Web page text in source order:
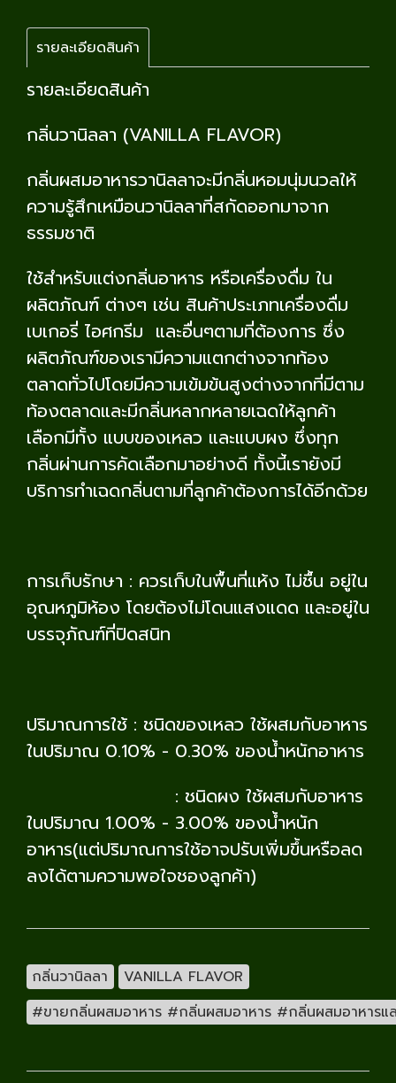
รายละเอียดสินค้า
รายละเอียดสินค้า
กลิ่นวานิลลา (VANILLA FLAVOR)
กลิ่นผสมอาหารวานิลลาจะมีกลิ่นหอมนุ่มนวลให้
ความรู้สึกเหมือนวานิลลาที่สกัดออกมาจาก
ธรรมชาติ
ใช้สำหรับแต่งกลิ่นอาหาร หรือเครื่องดื่ม ใน
ผลิตภัณฑ์ ต่างๆ เช่น สินค้าประเภทเครื่องดื่ม
เบเกอรี่ ไอศกรีม และอื่นๆตามที่ต้องการ ซึ่ง
ผลิตภัณฑ์ของเรามีความแตกต่างจากท้อง
ตลาดทั่วไปโดยมีความเข้มข้นสูงต่างจากที่มีตาม
ท้องตลาดและมีกลิ่นหลากหลายเฉดให้ลูกค้า
เลือกมีทั้ง แบบของเหลว และแบบผง ซึ่งทุก
กลิ่นผ่านการคัดเลือกมาอย่างดี ทั้งนี้เรายังมี
บริการทำเฉดกลิ่นตามที่ลูกค้าต้องการได้อีกด้วย
การเก็บรักษา : ควรเก็บในพื้นที่แห้ง ไม่ชื้น อยู่ใน
อุณหภูมิห้อง โดยต้องไม่โดนแสงแดด และอยู่ใน
บรรจุภัณฑ์ที่ปิดสนิท
ปริมาณการใช้ : ชนิดของเหลว ใช้ผสมกับอาหาร
ในปริมาณ 0.10% - 0.30% ของน้ำหนักอาหาร
: ชนิดผง ใช้ผสมกับอาหาร
ในปริมาณ 1.00% - 3.00% ของน้ำหนัก
อาหาร(แต่ปริมาณการใช้อาจปรับเพิ่มขึ้นหรือลด
ลงได้ตามความพอใจชองลูกค้า)
กลิ่นวานิลลา
VANILLA FLAVOR
#ขายกลิ่นผสมอาหาร #กลิ่นผสมอาหาร #กลิ่นผสมอาหารแ